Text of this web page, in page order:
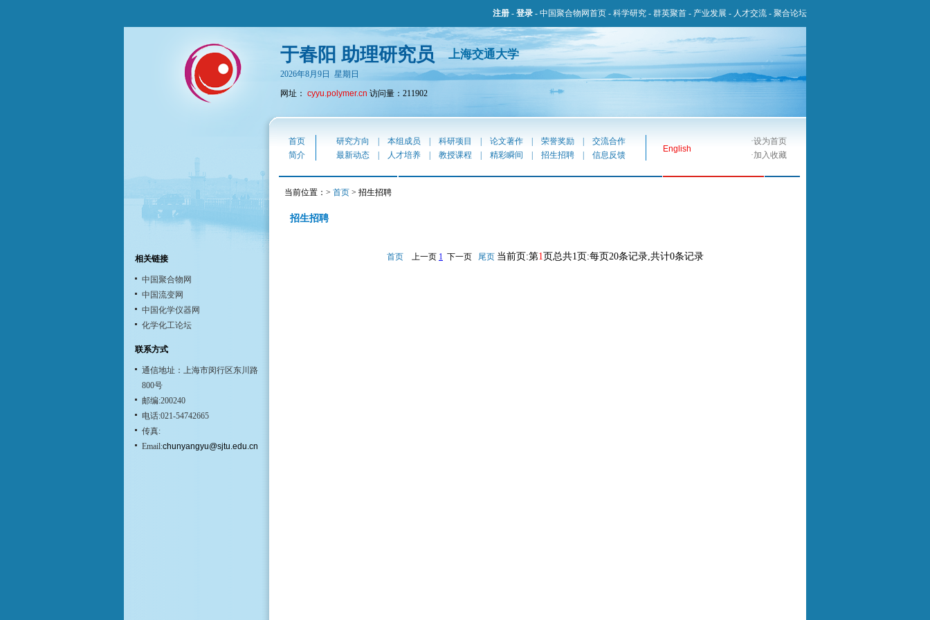
注册 - 登录 - 中国聚合物网首页 - 科学研究 - 群英聚首 - 产业发展 - 人才交流 - 聚合论坛
于春阳 助理研究员 上海交通大学
2026年8月9日 星期日
网址： cyyu.polymer.cn 访问量：211902
相关链接
中国聚合物网
中国流变网
中国化学仪器网
化学化工论坛
联系方式
通信地址：上海市闵行区东川路
800号
邮编:200240
电话:021-54742665
传真:
Email:chunyangyu@sjtu.edu.cn
首页 研究方向 本组成员 科研项目 论文著作 荣誉奖励 交流合作
English
·设为首页
简介
最新动态 人才培养 教授课程 精彩瞬间 招生招聘 信息反馈 ·加入收藏
当前位置：> 首页 > 招生招聘
招生招聘
首页 上一页 1 下一页 尾页 当前页:第1页总共1页:每页20条记录,共计0条记录